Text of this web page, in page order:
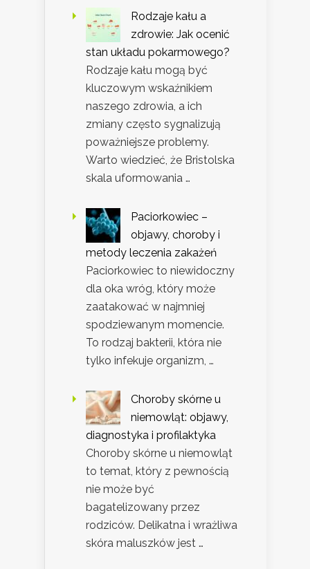
Rodzaje kału a
zdrowie: Jak ocenić
stan układu pokarmowego?
Rodzaje kału mogą być
kluczowym wskaźnikiem
naszego zdrowia, a ich
zmiany często sygnalizują
poważniejsze problemy.
Warto wiedzieć, że Bristolska
skala uformowania …
Paciorkowiec –
objawy, choroby i
metody leczenia zakażeń
Paciorkowiec to niewidoczny
dla oka wróg, który może
zaatakować w najmniej
spodziewanym momencie.
To rodzaj bakterii, która nie
tylko infekuje organizm, …
Choroby skórne u
niemowląt: objawy,
diagnostyka i profilaktyka
Choroby skórne u niemowląt
to temat, który z pewnością
nie może być
bagatelizowany przez
rodziców. Delikatna i wrażliwa
skóra maluszków jest …